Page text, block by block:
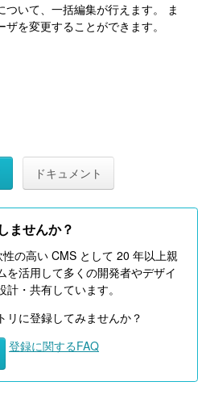
いて、一括編集が行えます。 ま
を変更することができます。
ドキュメント
ませんか？
の高い CMS として 20 年以上親
を活用して多くの開発者やデザイ
・共有しています。
リに登録してみませんか？
登録に関するFAQ